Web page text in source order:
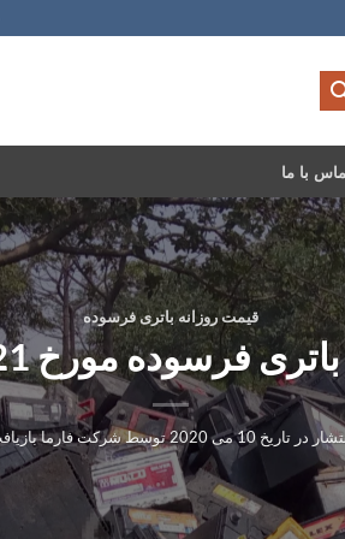
با ما
قیمت روزانه باتری فرسوده
فرسوده مورخ 1399/02/21
در تاریخ 10 می 2020 توسطشرکت فارما